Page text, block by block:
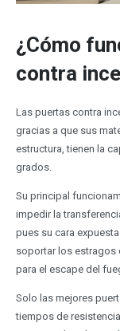
¿Cómo
contra
Las puertas contra
gracias a que sus
estructura, tienen la
grados.
Su principal
impedir la
pues su cara
soportar los estragos
para el escape del
Solo las mejores
tiempos de